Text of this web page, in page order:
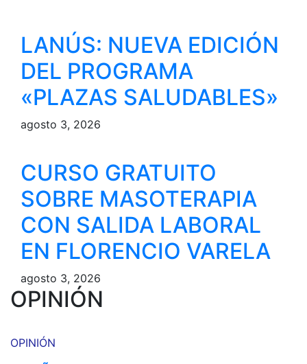
LANÚS: NUEVA EDICIÓN
DEL PROGRAMA
«PLAZAS SALUDABLES»
agosto 3, 2026
CURSO GRATUITO
SOBRE MASOTERAPIA
CON SALIDA LABORAL
EN FLORENCIO VARELA
agosto 3, 2026
OPINIÓN
OPINIÓN